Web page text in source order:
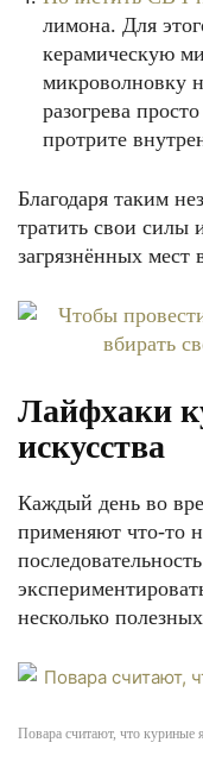
лимона. Для
керамическую
микроволновку
разогрева
протрите
Благодаря таким
тратить свои силы
загрязнённых мест
Лайфхаки
искусства
Каждый день во
применяют что-то
несколько
Повара считают, что куриные